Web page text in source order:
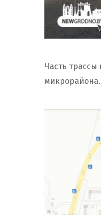
Часть
микрорайона.